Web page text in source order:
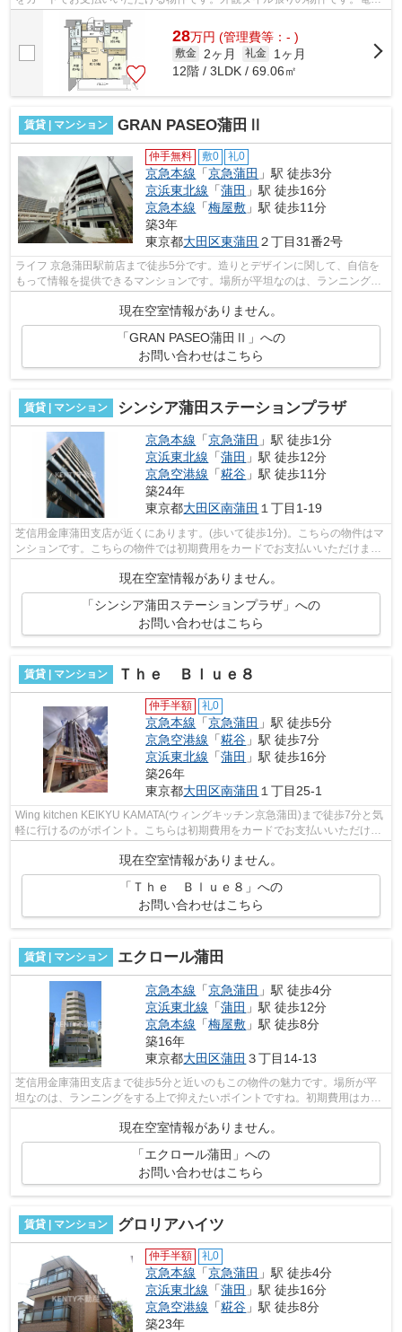
での移動がより便利になる、2駅利用可...
28万円 (管理費等：- )
敷金 2ヶ月 礼金
1ヶ月
12階 / 3LDK / 69.06㎡
賃貸 | マンション GRAN PASEO蒲田Ⅱ
仲手無料 敷0 礼0
京急本線 「京急蒲田 」駅 徒歩3分
京浜東北線 「蒲田 」駅 徒歩16分
京急本線 「梅屋敷 」駅 徒歩11分
築3年
東京都大田区東蒲田 ２丁目31番2号
ライフ 京急蒲田駅前店まで徒歩5分です。造りとデザインに関して、自信を
もって情報を提供できるマンションです。場所が平坦なのは、ランニングを
現在空室情報がありません。
「GRAN PASEO蒲田Ⅱ」への
お問い合わせはこちら
賃貸 | マンション シンシア蒲田ステーションプラザ
京急本線 「京急蒲田 」駅 徒歩1分
京浜東北線 「蒲田 」駅 徒歩12分
京急空港線 「糀谷 」駅 徒歩11分
築24年
東京都大田区南蒲田 １丁目1-19
芝信用金庫蒲田支店が近くにあります。(歩いて徒歩1分)。こちらの物件はマ
ンションです。こちらの物件では初期費用をカードでお支払いいただけま
す。素敵な外観タイル張り仕上げのマン...
現在空室情報がありません。
「シンシア蒲田ステーションプラザ」への
お問い合わせはこちら
賃貸 | マンション Ｔｈｅ Ｂｌｕｅ８
仲手半額 礼0
京急本線 「京急蒲田 」駅 徒歩5分
京急空港線 「糀谷 」駅 徒歩7分
京浜東北線 「蒲田 」駅 徒歩16分
築26年
東京都大田区南蒲田 １丁目25-1
Wing kitchen KEIKYU KAMATA(ウィングキッチン京急蒲田)まで徒歩7分と気
軽に行けるのがポイント。こちらは初期費用をカードでお支払いいただける
現在空室情報がありません。
「Ｔｈｅ Ｂｌｕｅ８」への
お問い合わせはこちら
賃貸 | マンション エクロール蒲田
京急本線 「京急蒲田 」駅 徒歩4分
京浜東北線 「蒲田 」駅 徒歩12分
京急本線 「梅屋敷 」駅 徒歩8分
築16年
東京都大田区蒲田 ３丁目14-13
芝信用金庫蒲田支店まで徒歩5分と近いのもこの物件の魅力です。場所が平
坦なのは、ランニングをする上で抑えたいポイントですね。初期費用はカー
現在空室情報がありません。
「エクロール蒲田」への
お問い合わせはこちら
賃貸 | マンション グロリアハイツ
仲手半額 礼0
京急本線 「京急蒲田 」駅 徒歩4分
京浜東北線 「蒲田 」駅 徒歩16分
京急空港線 「糀谷 」駅 徒歩8分
築23年